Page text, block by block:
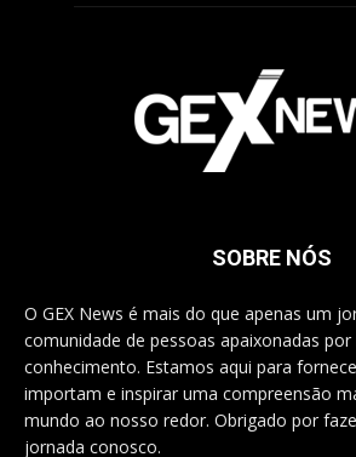
SOBRE NÓS
O GEX News é mais do que apenas um
comunidade de pessoas apaixonadas
conhecimento. Estamos aqui para
importam e inspirar uma compreensão
mundo ao nosso redor. Obrigado por
jornada conosco.